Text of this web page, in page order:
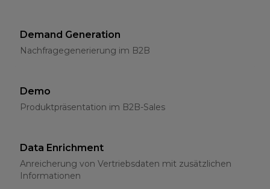
Demand Generation
Nachfragegenerierung im B2B
Demo
Produktpräsentation im B2B-Sales
Data Enrichment
Anreicherung von Vertriebsdaten mit zusätzlichen
Informationen